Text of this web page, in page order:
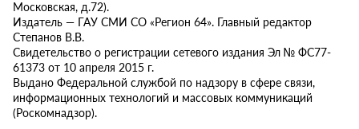
Московская, д.72).
Издатель — ГАУ СМИ СО «Регион 64». Главный редактор
Степанов В.В.
Свидетельство о регистрации сетевого издания Эл № ФС77-
61373 от 10 апреля 2015 г.
Выдано Федеральной службой по надзору в сфере связи,
информационных технологий и массовых коммуникаций
(Роскомнадзор).